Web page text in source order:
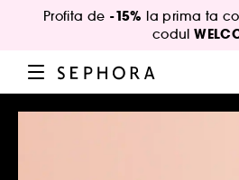
Profita de -15% la prima ta
codul